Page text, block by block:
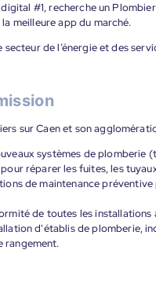
digital #1, recherche un
meilleure app du marché.
de l’énergie et des
sur Caen et son
systèmes de
réparer les fuites, les
de maintenance
de toutes les
d'établis de plomberie,
rangement.